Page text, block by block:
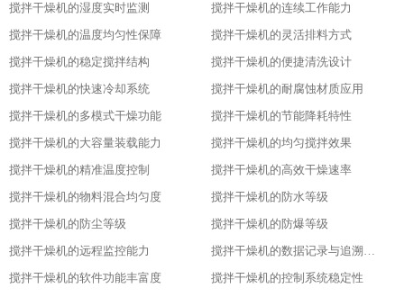
搅拌干燥机的湿度实时监测
搅拌干燥机的连续工作能力
搅拌干燥机的温度均匀性保障
搅拌干燥机的灵活排料方式
搅拌干燥机的稳定搅拌结构
搅拌干燥机的便捷清洗设计
搅拌干燥机的快速冷却系统
搅拌干燥机的耐腐蚀材质应用
搅拌干燥机的多模式干燥功能
搅拌干燥机的节能降耗特性
搅拌干燥机的大容量装载能力
搅拌干燥机的均匀搅拌效果
搅拌干燥机的精准温度控制
搅拌干燥机的高效干燥速率
搅拌干燥机的物料混合均匀度
搅拌干燥机的防水等级
搅拌干燥机的防尘等级
搅拌干燥机的防爆等级
搅拌干燥机的远程监控能力
搅拌干燥机的数据记录与追溯功能
搅拌干燥机的软件功能丰富度
搅拌干燥机的控制系统稳定性